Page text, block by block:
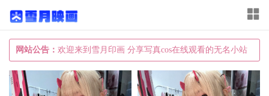
网站公告： 欢迎来到雪月印画 分享写真cos在线观看的无名小站
T
o
g
g
l